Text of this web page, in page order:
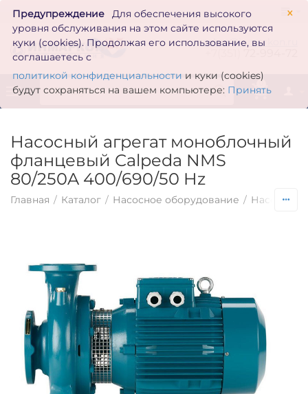
×
Предупреждение
Для обеспечения высокого
уровня обслуживания на этом сайте используются
куки (cookies). Продолжая его использование, вы
соглашаетесь с
политикой конфиденциальности и куки (cookies)
будут сохраняться на вашем компьютере: Принять
zakaz@inmarkon.ru
0
Насосный агрегат моноблочный
фланцевый Calpeda NMS
80/250A 400/690/50 Hz
Главная / Каталог / Насосное оборудование / Насосы по